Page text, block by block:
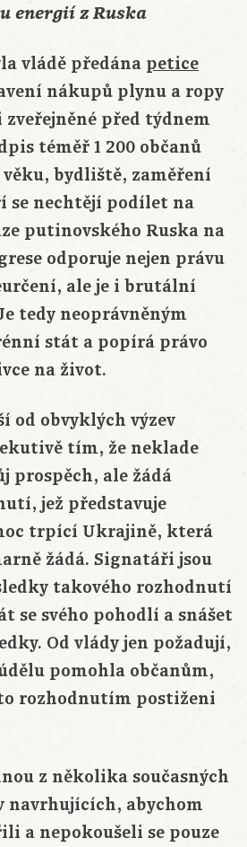
energií z Ruska
vládě předána petice
nákupů plynu a ropy
před týdnem
téměř 1 200 občanů
bydliště, zaměření
se nechtějí podílet na
putinovského Ruska na
odporuje nejen právu
ale je i brutální
tedy neoprávněným
stát a popírá právo
na život.
od obvyklých výzev
tím, že neklade
prospěch, ale žádá
jež představuje
trpící Ukrajině, která
žádá. Signatáři jsou
takového rozhodnutí
se svého pohodlí a snášet
Od vlády jen požadují,
pomohla občanům,
rozhodnutím postiženi
z několika současných
navrhujících, abychom
a nepokoušeli se pouze